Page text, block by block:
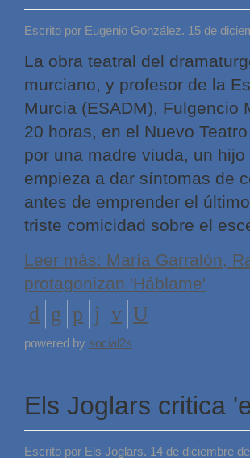
Escrito por Eugenio González. 15 de
La obra teatral del
murciano, y profesor de la
Murcia (ESADM), Fulgencio
20 horas, en el Nuevo
por una madre viuda, un
empieza a dar síntomas de
antes de emprender el
triste comicidad sobre el
Leer más: María Garralón,
protagonizan 'Háblame'
powered by social2s
Els Joglars critica
Escrito por Els Joglars. 14 de diciembre